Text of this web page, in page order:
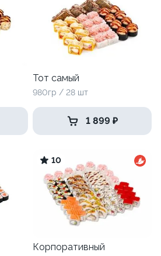
Тот самый
980гр / 28 шт
1 899 ₽
10
Корпоративный